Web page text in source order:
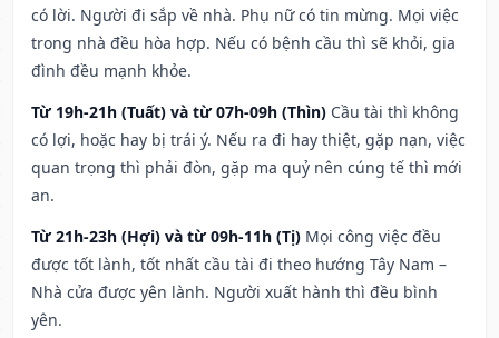
có lời. Người đi sắp về nhà. Phụ nữ có tin mừng. Mọi việc
trong nhà đều hòa hợp. Nếu có bệnh cầu thì sẽ khỏi, gia
đình đều mạnh khỏe.
Từ 19h-21h (Tuất) và từ 07h-09h (Thìn) Cầu tài thì không
có lợi, hoặc hay bị trái ý. Nếu ra đi hay thiệt, gặp nạn, việc
quan trọng thì phải đòn, gặp ma quỷ nên cúng tế thì mới
an.
Từ 21h-23h (Hợi) và từ 09h-11h (Tị) Mọi công việc đều
được tốt lành, tốt nhất cầu tài đi theo hướng Tây Nam –
Nhà cửa được yên lành. Người xuất hành thì đều bình
yên.